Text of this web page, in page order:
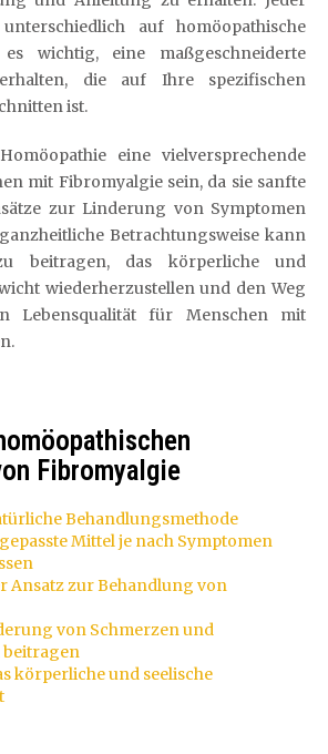
auf homöopathische
wichtig, eine maßgeschneiderte
die auf Ihre spezifischen
ist.
eine vielversprechende
mit Fibromyalgie sein, da sie sanfte
zur Linderung von Symptomen
Betrachtungsweise kann
beitragen, das körperliche und
wiederherzustellen und den Weg
Lebensqualität für Menschen mit
Fibromyalgie
Behandlungsmethode
Mittel je nach Symptomen
Ansatz zur Behandlung von
von Schmerzen und
beitragen
körperliche und seelische